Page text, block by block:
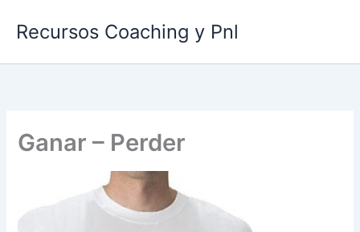
Recursos Coaching y Pnl
Ganar – Perder